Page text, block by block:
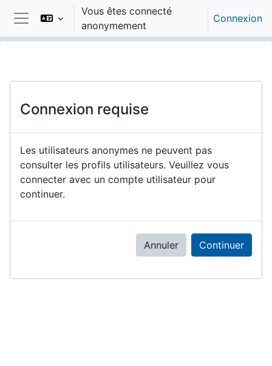
Passer au contenu principal
Panneau latéral
Vous êtes connecté
anonymement
Connexion
Connexion requise
Les utilisateurs anonymes ne peuvent pas
consulter les profils utilisateurs. Veuillez vous
connecter avec un compte utilisateur pour
continuer.
Annuler Continuer